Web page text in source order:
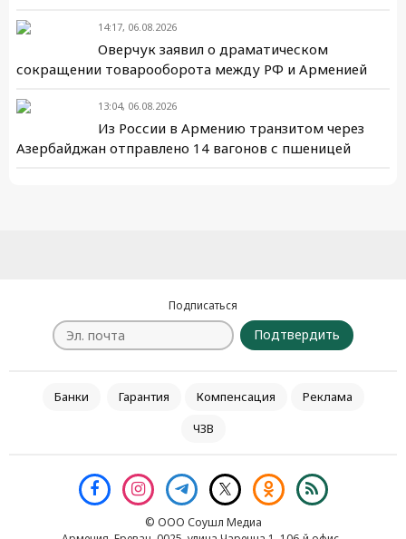
14:17, 06.08.2026
Оверчук заявил о драматическом
сокращении товарооборота между РФ и Арменией
13:04, 06.08.2026
Из России в Армению транзитом через
Азербайджан отправлено 14 вагонов с пшеницей
Подписаться
Подтвердить
Банки Гарантия Компенсация
Реклама
ЧЗВ
© ООО Соушл Медиа